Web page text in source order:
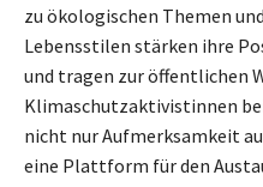
zu ökologischen Themen
Lebensstilen stärken ihre
und tragen zur öffentlichen
Klimaschutzaktivistinnen
nicht nur Aufmerksamkeit
eine Plattform für den